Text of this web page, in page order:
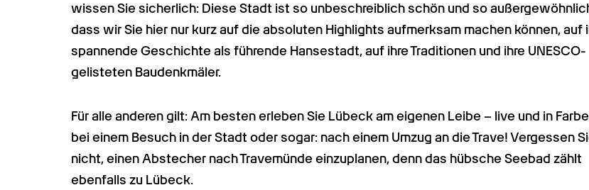
wissen Sie sicherlich: Diese Stadt ist so unbeschreiblich schön und so
dass wir Sie hier nur kurz auf die absoluten Highlights aufmerksam machen können, auf
spannende Geschichte als führende Hansestadt, auf ihre Traditionen und ihre UNESCO-
gelisteten Baudenkmäler.
Für alle anderen gilt: Am besten erleben Sie Lübeck am eigenen Leibe – live und in Farbe
bei einem Besuch in der Stadt oder sogar: nach einem Umzug an die Trave! Vergessen
nicht, einen Abstecher nach Travemünde einzuplanen, denn das hübsche Seebad zählt
ebenfalls zu Lübeck.